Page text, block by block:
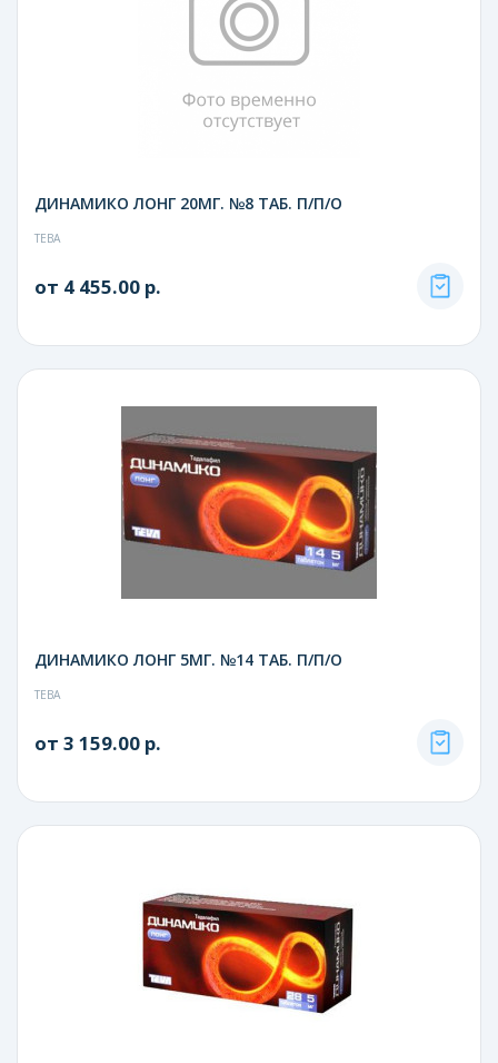
ДИНАМИКО ЛОНГ 20МГ. №8 ТАБ. П/П/О
ТЕВА
от 4 455.00 р.
ДИНАМИКО ЛОНГ 5МГ. №14 ТАБ. П/П/О
ТЕВА
от 3 159.00 р.